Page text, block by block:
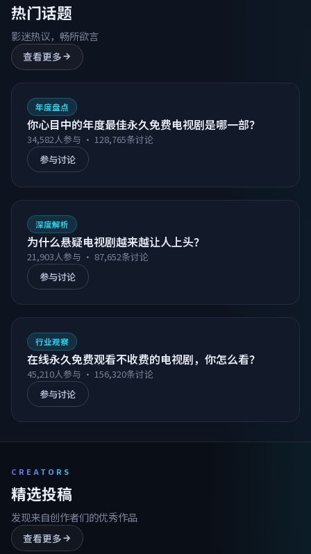
热门话题
影迷热议，畅所欲言
查看更多
年度盘点
你心目中的年度最佳永久免费电视剧是哪一部？
34,582人参与 · 128,765条讨论
参与讨论
深度解析
为什么悬疑电视剧越来越让人上头？
21,903人参与 · 87,652条讨论
参与讨论
行业观察
在线永久免费观看不收费的电视剧，你怎么看？
45,210人参与 · 156,320条讨论
参与讨论
CREATORS
精选投稿
发现来自创作者们的优秀作品
查看更多